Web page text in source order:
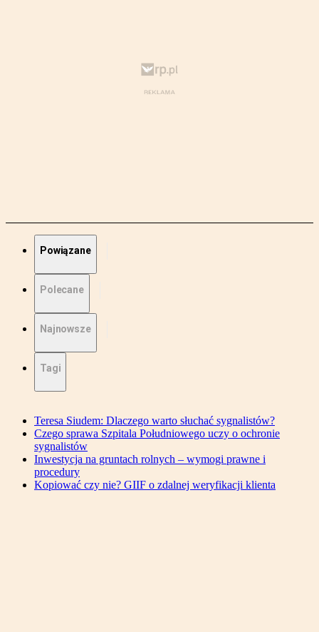
Powiązane
Polecane
Najnowsze
Tagi
Teresa Siudem: Dlaczego warto słuchać sygnalistów?
Czego sprawa Szpitala Południowego uczy o ochronie
sygnalistów
Inwestycja na gruntach rolnych – wymogi prawne i
procedury
Kopiować czy nie? GIIF o zdalnej weryfikacji klienta